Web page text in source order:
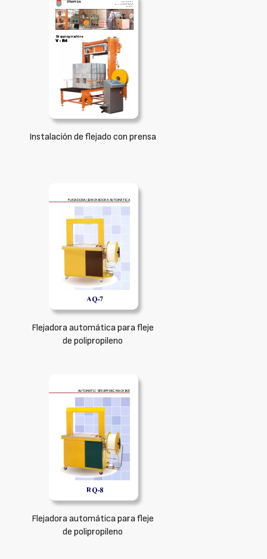
Instalación de flejado con prensa
Flejadora automática para fleje
de polipropileno
Flejadora automática para fleje
de polipropileno